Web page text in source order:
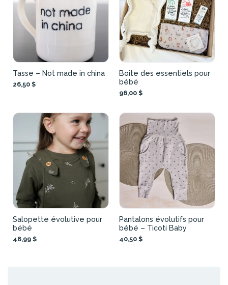
Tasse – Not made in china
26,50 $
Boîte des essentiels pour
bébé
96,00 $
Salopette évolutive pour
bébé
48,99 $
Pantalons évolutifs pour
bébé – Ticoti Baby
40,50 $